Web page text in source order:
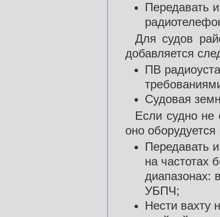
Передавать
Для судов
добавляется
ПВ
Судовая
Если судно
оно
Передавать
на частотах
диапазонах:
УБПЧ;
Нести вахту